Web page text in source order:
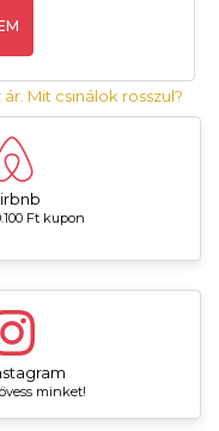
Mit csinálok rosszul?
Ft kupon
minket!